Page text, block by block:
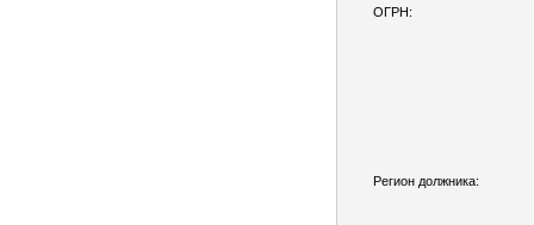
ОГРН:
Регион должника: